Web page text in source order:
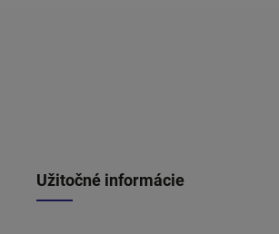
Užitočné informácie